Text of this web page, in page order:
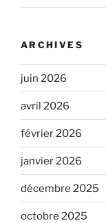
ARCHIVES
juin 2026
avril 2026
février 2026
janvier 2026
décembre 2025
octobre 2025